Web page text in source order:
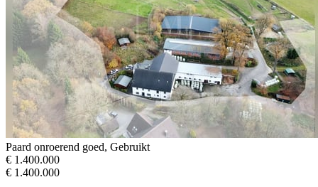
Paard onroerend goed, Gebruikt
€ 1.400.000
€ 1.400.000